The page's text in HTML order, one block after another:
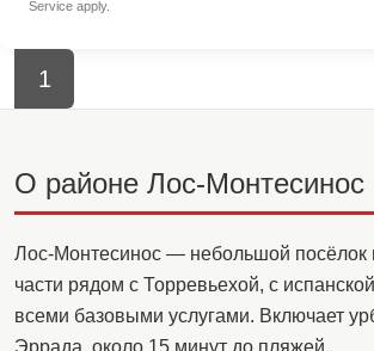
Service apply.
1
О районе Лос-Монтесинос
Лос-Монтесинос — небольшой посёлок
части рядом с Торревьехой, с
всеми базовыми услугами. Включает